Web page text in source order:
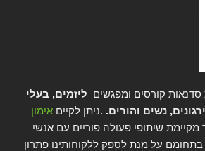
סדנאות קורסים ומפגשים ליזמים, בעלי
נשים והורים. .ניתן לקיים אימון
מקיימת שיתופי פעולה פוריים עם אנשי
בתחומם על מנת לספק ללקוחותינו פתרון